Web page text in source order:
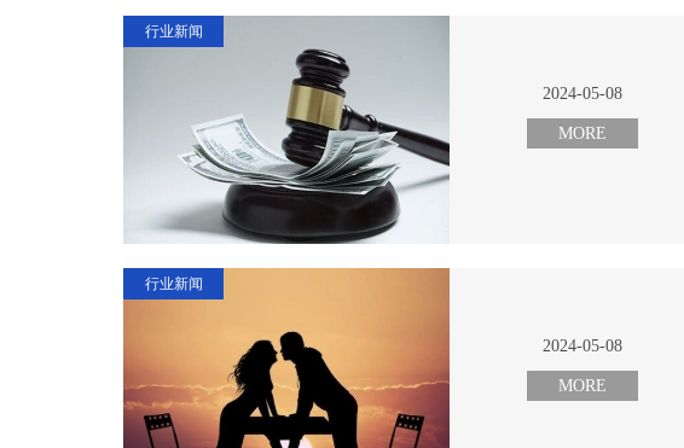
行业新闻
2024-05-08
MORE
行业新闻
2024-05-08
MORE